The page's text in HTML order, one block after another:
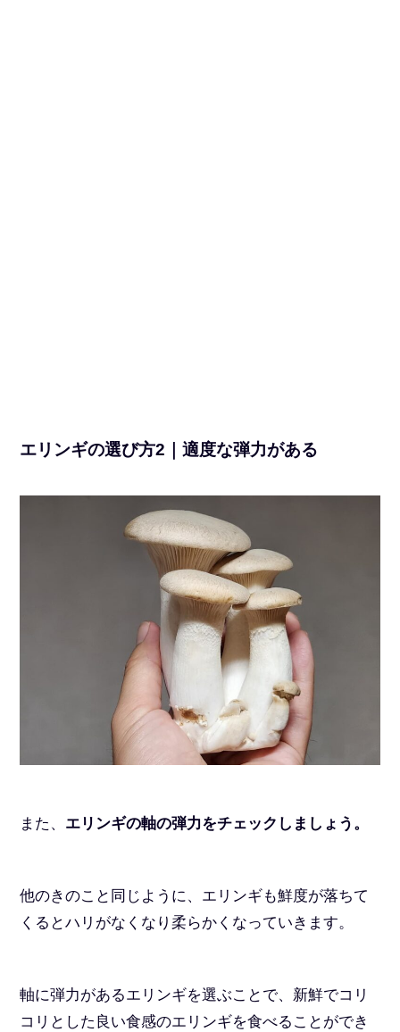
エリンギの選び方2｜適度な弾力がある
また、 エリンギの軸の弾力をチェックしましょう。
他のきのこと同じように、エリンギも鮮度が落ちて
くるとハリがなくなり柔らかくなっていきます。
軸に弾力があるエリンギを選ぶことで、新鮮でコリ
コリとした良い食感のエリンギを食べることができ